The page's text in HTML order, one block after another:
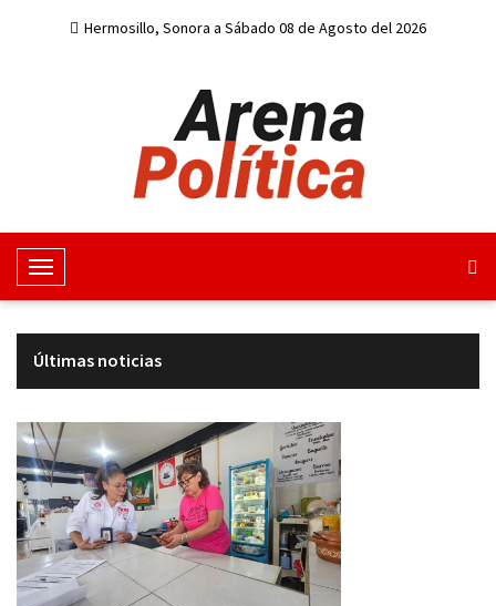
Hermosillo, Sonora a Sábado 08 de Agosto del 2026
M
e
u
n
a
v
e
g
a
c
Últimas noticias